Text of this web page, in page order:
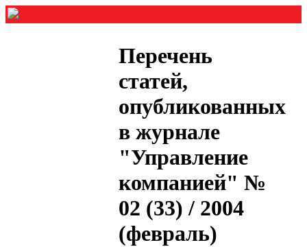
Перечень
статей,
опубликованных
в журнале
"Управление
компанией" №
02 (33) / 2004
(февраль)